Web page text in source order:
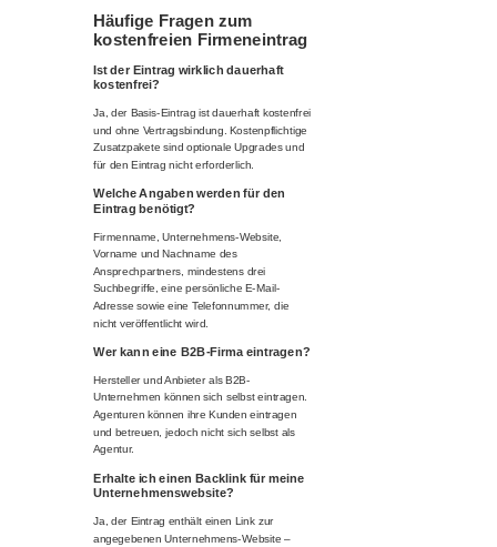
Häufige Fragen zum
kostenfreien Firmeneintrag
Ist der Eintrag wirklich dauerhaft
kostenfrei?
Ja, der Basis-Eintrag ist dauerhaft kostenfrei
und ohne Vertragsbindung. Kostenpflichtige
Zusatzpakete sind optionale Upgrades und
für den Eintrag nicht erforderlich.
Welche Angaben werden für den
Eintrag benötigt?
Firmenname, Unternehmens-Website,
Vorname und Nachname des
Ansprechpartners, mindestens drei
Suchbegriffe, eine persönliche E-Mail-
Adresse sowie eine Telefonnummer, die
nicht veröffentlicht wird.
Wer kann eine B2B-Firma eintragen?
Hersteller und Anbieter als B2B-
Unternehmen können sich selbst eintragen.
Agenturen können ihre Kunden eintragen
und betreuen, jedoch nicht sich selbst als
Agentur.
Erhalte ich einen Backlink für meine
Unternehmenswebsite?
Ja, der Eintrag enthält einen Link zur
angegebenen Unternehmens-Website –